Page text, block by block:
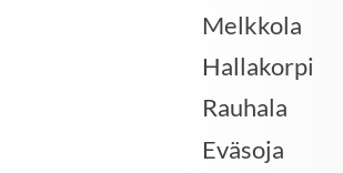
Melkkola
Hallakorpi
Rauhala
Eväsoja